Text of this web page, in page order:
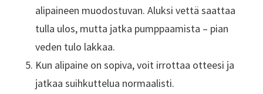
alipaineen muodostuvan. Aluksi vettä saattaa
tulla ulos, mutta jatka pumppaamista – pian
veden tulo lakkaa.
Kun alipaine on sopiva, voit irrottaa otteesi ja
jatkaa suihkuttelua normaalisti.